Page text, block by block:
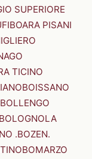
SUPERIORE
BOARA PISANI
TICINO
BOISSANO
BOLLENGO
BOLOGNOLA
.BOZEN.
BOMARZO